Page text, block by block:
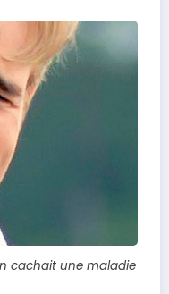
cachait une maladie